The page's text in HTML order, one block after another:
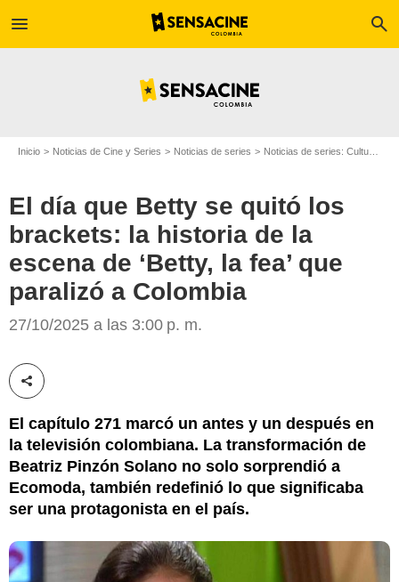
menu search
Inicio Noticias de Cine y Series Noticias de series Noticias de series: Cultura Series
El día que Betty se quitó los
brackets: la historia de la
escena de ‘Betty, la fea’ que
paralizó a Colombia
27/10/2025 a las 3:00 p. m.
Compartir esta noticia
El capítulo 271 marcó un antes y un después en
la televisión colombiana. La transformación de
Beatriz Pinzón Solano no solo sorprendió a
Ecomoda, también redefinió lo que significaba
ser una protagonista en el país.